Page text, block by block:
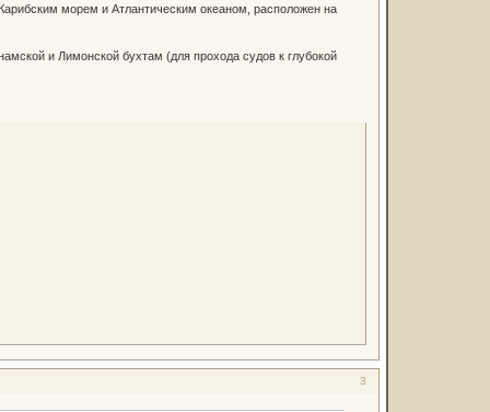
морем и Атлантическим океаном, расположен на
и Лимонской бухтам (для прохода судов к глубокой
3